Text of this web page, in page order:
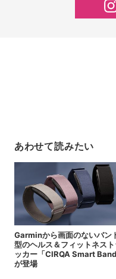
あわせて読みたい
Garminから画面のないバン
型のヘルス＆フィットネスト
ッカー「CIRQA Smart Band
が登場